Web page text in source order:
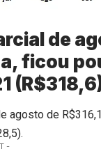
de
ficou
agosto de
-